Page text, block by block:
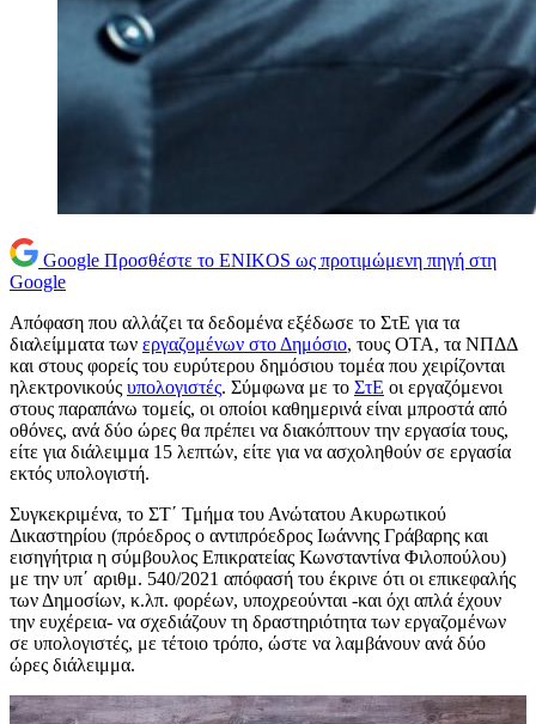
Google Προσθέστε το ENIKOS ως προτιμώμενη πηγή στη
Google
Απόφαση που αλλάζει τα δεδομένα εξέδωσε το ΣτΕ για τα
διαλείμματα των εργαζομένων στο Δημόσιο, τους ΟΤΑ, τα ΝΠΔΔ
και στους φορείς του ευρύτερου δημόσιου τομέα που χειρίζονται
ηλεκτρονικούς υπολογιστές. Σύμφωνα με το ΣτΕ οι εργαζόμενοι
στους παραπάνω τομείς, οι οποίοι καθημερινά είναι μπροστά από
οθόνες, ανά δύο ώρες θα πρέπει να διακόπτουν την εργασία τους,
είτε για διάλειμμα 15 λεπτών, είτε για να ασχοληθούν σε εργασία
εκτός υπολογιστή.
Συγκεκριμένα, το ΣΤ΄ Τμήμα του Ανώτατου Ακυρωτικού
Δικαστηρίου (πρόεδρος ο αντιπρόεδρος Ιωάννης Γράβαρης και
εισηγήτρια η σύμβουλος Επικρατείας Κωνσταντίνα Φιλοπούλου)
με την υπ΄ αριθμ. 540/2021 απόφασή του έκρινε ότι οι επικεφαλής
των Δημοσίων, κ.λπ. φορέων, υποχρεούνται -και όχι απλά έχουν
την ευχέρεια- να σχεδιάζουν τη δραστηριότητα των εργαζομένων
σε υπολογιστές, με τέτοιο τρόπο, ώστε να λαμβάνουν ανά δύο
ώρες διάλειμμα.